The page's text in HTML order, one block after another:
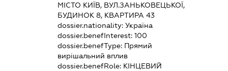
МІСТО КИЇВ, ВУЛ.ЗАНЬКОВЕЦЬКОЇ,
БУДИНОК 8, КВАРТИРА 43
dossier.nationality: Україна
dossier.benefInterest: 100
dossier.benefType: Прямий
вирішальний вплив
dossier.benefRole: КІНЦЕВИЙ